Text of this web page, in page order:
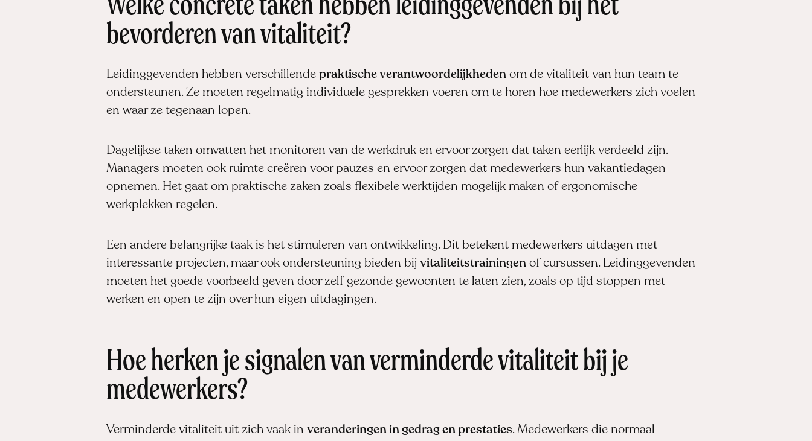
Welke concrete taken hebben leidinggevenden bij het
bevorderen van vitaliteit?
Leidinggevenden hebben verschillende praktische verantwoordelijkheden om de vitaliteit van hun team te
ondersteunen. Ze moeten regelmatig individuele gesprekken voeren om te horen hoe medewerkers zich voelen
en waar ze tegenaan lopen.
Dagelijkse taken omvatten het monitoren van de werkdruk en ervoor zorgen dat taken eerlijk verdeeld zijn.
Managers moeten ook ruimte creëren voor pauzes en ervoor zorgen dat medewerkers hun vakantiedagen
opnemen. Het gaat om praktische zaken zoals flexibele werktijden mogelijk maken of ergonomische
werkplekken regelen.
Een andere belangrijke taak is het stimuleren van ontwikkeling. Dit betekent medewerkers uitdagen met
interessante projecten, maar ook ondersteuning bieden bij vitaliteitstrainingen of cursussen. Leidinggevenden
moeten het goede voorbeeld geven door zelf gezonde gewoonten te laten zien, zoals op tijd stoppen met
werken en open te zijn over hun eigen uitdagingen.
Hoe herken je signalen van verminderde vitaliteit bij je
medewerkers?
Verminderde vitaliteit uit zich vaak in veranderingen in gedrag en prestaties. Medewerkers die normaal